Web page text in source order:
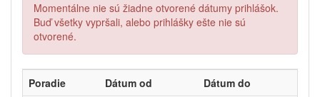
Momentálne nie sú žiadne otvorené dátumy prihlášok.
Buď všetky vypršali, alebo prihlášky ešte nie sú
otvorené.
Poradie Dátum od
Dátum do